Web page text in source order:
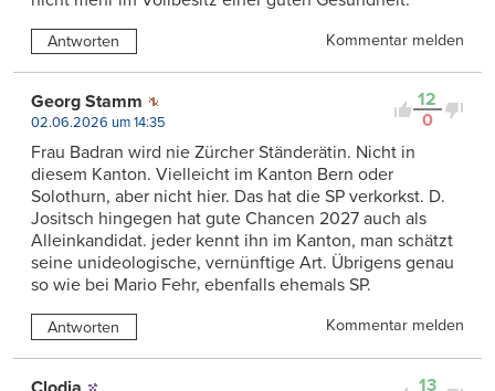
Antworten Kommentar melden
12
0
Georg Stamm
02.06.2026 um 14:35
Frau Badran wird nie Zürcher Ständerätin. Nicht in
diesem Kanton. Vielleicht im Kanton Bern oder
Solothurn, aber nicht hier. Das hat die SP verkorkst. D.
Jositsch hingegen hat gute Chancen 2027 auch als
Alleinkandidat. jeder kennt ihn im Kanton, man schätzt
seine unideologische, vernünftige Art. Übrigens genau
so wie bei Mario Fehr, ebenfalls ehemals SP.
Antworten Kommentar melden
13